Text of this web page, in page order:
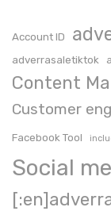
Account ID
adverrasaletiktok
Content
Customer
Facebook Tool
Social